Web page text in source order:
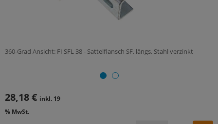
360-Grad Ansicht: FI SFL 38 - Sattelflansch SF, längs, Stahl verzinkt
28,18 € inkl. 19
% MwSt.